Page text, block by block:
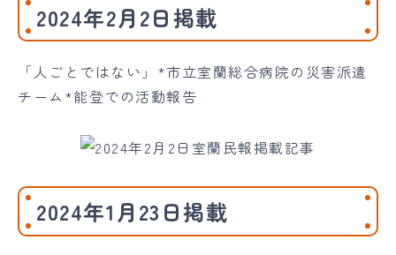
2024年2月2日掲載
「人ごとではない」*市立室蘭総合病院の災害派遣
チーム*能登での活動報告
2024年1月23日掲載